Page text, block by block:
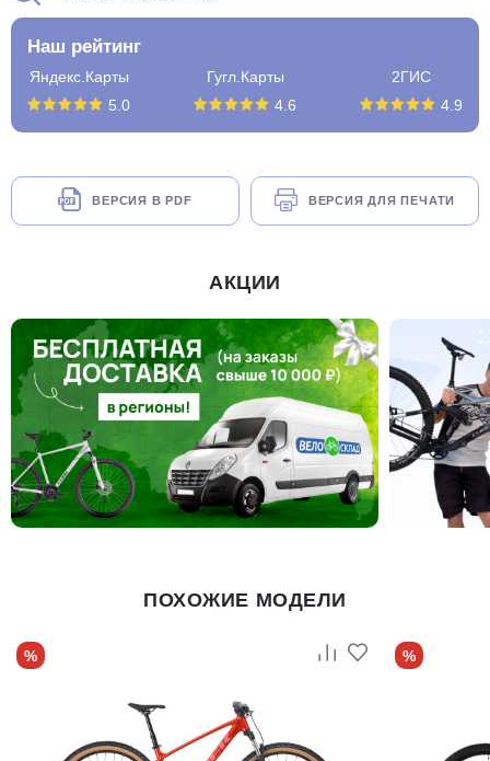
Наш рейтинг
Яндекс.Карты
5.0
Гугл.Карты
4.6
2ГИС
4.9
ВЕРСИЯ В PDF ВЕРСИЯ ДЛЯ ПЕЧАТИ
АКЦИИ
ПОХОЖИЕ МОДЕЛИ
% %